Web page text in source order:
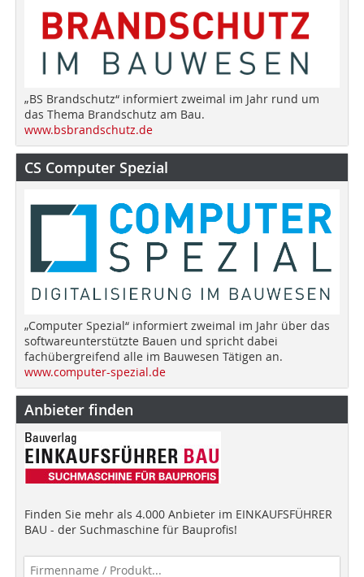
„BS Brandschutz“ informiert zweimal im Jahr rund um
das Thema Brandschutz am Bau.
www.bsbrandschutz.de
CS Computer Spezial
„Computer Spezial“ informiert zweimal im Jahr über das
softwareunterstützte Bauen und spricht dabei
fachübergreifend alle im Bauwesen Tätigen an.
www.computer-spezial.de
Anbieter finden
Finden Sie mehr als 4.000 Anbieter im EINKAUFSFÜHRER
BAU - der Suchmaschine für Bauprofis!